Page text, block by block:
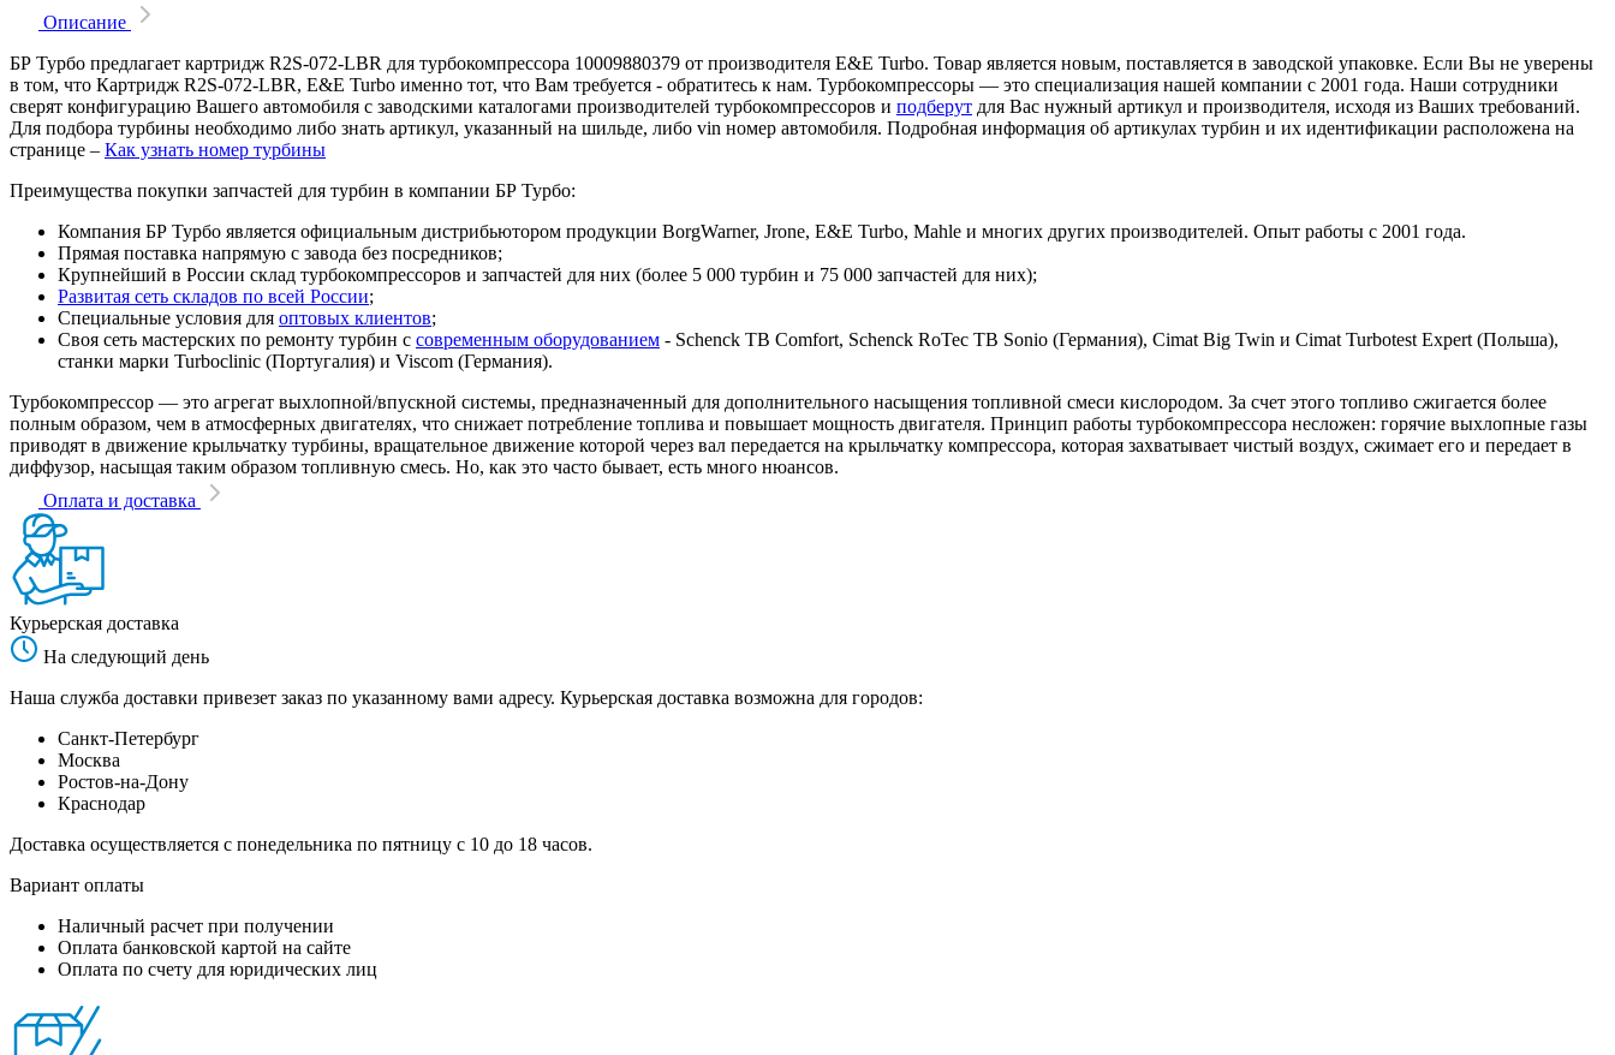
Описание
БР Турбо предлагает картридж R2S-072-LBR для турбокомпрессора 10009880379 от производителя E&E Turbo. Товар является новым, поставляется в заводской упаковке. Если Вы не уверены
в том, что Картридж R2S-072-LBR, E&E Turbo именно тот, что Вам требуется - обратитесь к нам. Турбокомпрессоры — это специализация нашей компании с 2001 года. Наши сотрудники
сверят конфигурацию Вашего автомобиля с заводскими каталогами производителей турбокомпрессоров и подберут для Вас нужный артикул и производителя, исходя из Ваших требований.
Для подбора турбины необходимо либо знать артикул, указанный на шильде, либо vin номер автомобиля. Подробная информация об артикулах турбин и их идентификации расположена на
странице – Как узнать номер турбины
Преимущества покупки запчастей для турбин в компании БР Турбо:
Компания БР Турбо является официальным дистрибьютором продукции BorgWarner, Jrone, E&E Turbo, Mahle и многих других производителей. Опыт работы с 2001 года.
Прямая поставка напрямую с завода без посредников;
Крупнейший в России склад турбокомпрессоров и запчастей для них (более 5 000 турбин и 75 000 запчастей для них);
Развитая сеть складов по всей России;
Специальные условия для оптовых клиентов;
Своя сеть мастерских по ремонту турбин с современным оборудованием - Schenck TB Comfort, Schenck RoTec TB Sonio (Германия), Cimat Big Twin и Cimat Turbotest Expert (Польша),
станки марки Turboclinic (Португалия) и Viscom (Германия).
Турбокомпрессор — это агрегат выхлопной/впускной системы, предназначенный для дополнительного насыщения топливной смеси кислородом. За счет этого топливо сжигается более
полным образом, чем в атмосферных двигателях, что снижает потребление топлива и повышает мощность двигателя. Принцип работы турбокомпрессора несложен: горячие выхлопные газы
приводят в движение крыльчатку турбины, вращательное движение которой через вал передается на крыльчатку компрессора, которая захватывает чистый воздух, сжимает его и передает в
диффузор, насыщая таким образом топливную смесь. Но, как это часто бывает, есть много нюансов.
Оплата и доставка
Курьерская доставка
На следующий день
Наша служба доставки привезет заказ по указанному вами адресу. Курьерская доставка возможна для городов:
Санкт-Петербург
Москва
Ростов-на-Дону
Краснодар
Доставка осуществляется с понедельника по пятницу с 10 до 18 часов.
Вариант оплаты
Наличный расчет при получении
Оплата банковской картой на сайте
Оплата по счету для юридических лиц